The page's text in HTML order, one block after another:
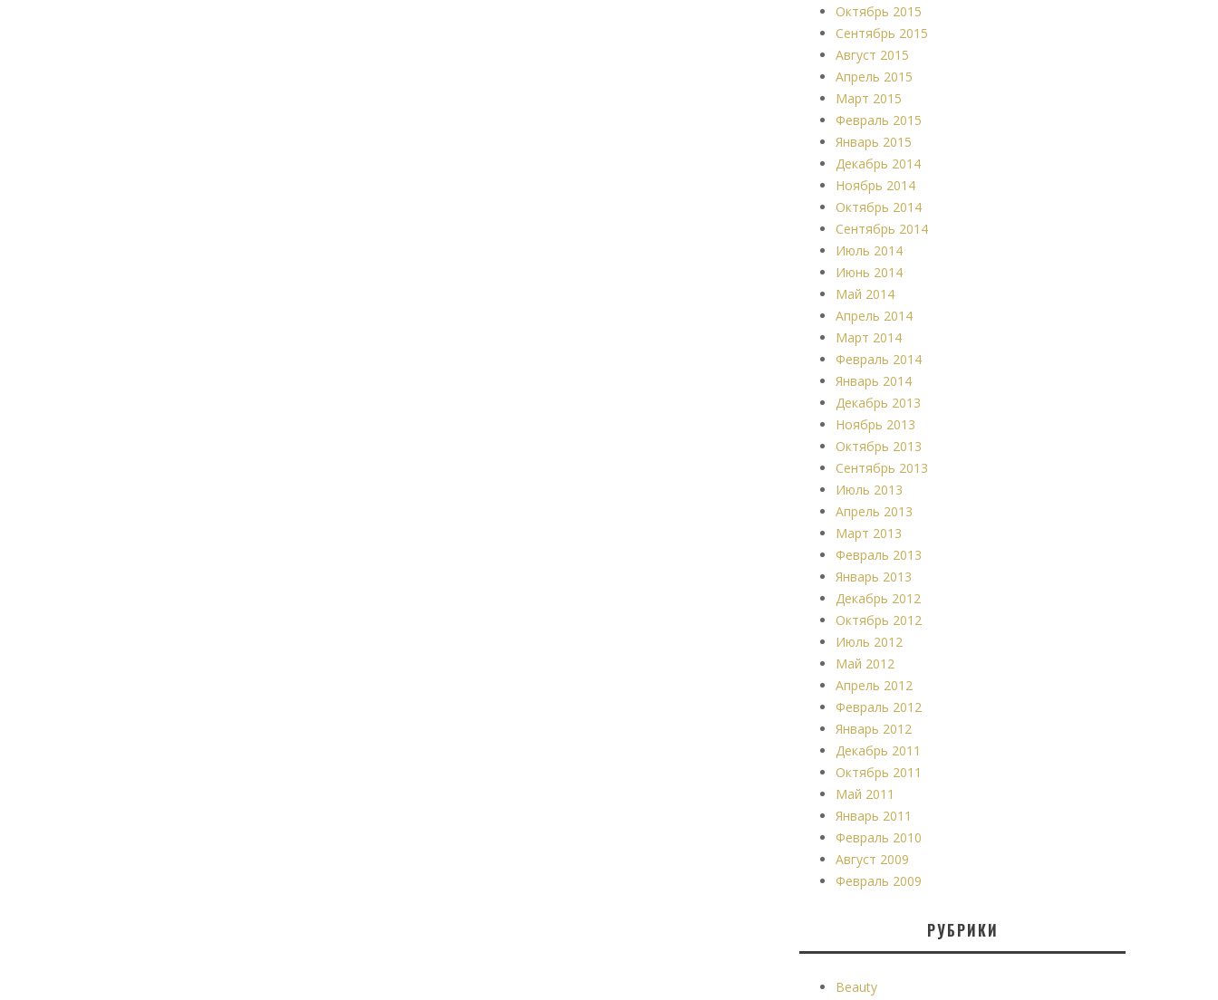
Октябрь 2015
Сентябрь 2015
Август 2015
Апрель 2015
Март 2015
Февраль 2015
Январь 2015
Декабрь 2014
Ноябрь 2014
Октябрь 2014
Сентябрь 2014
Июль 2014
Июнь 2014
Май 2014
Апрель 2014
Март 2014
Февраль 2014
Январь 2014
Декабрь 2013
Ноябрь 2013
Октябрь 2013
Сентябрь 2013
Июль 2013
Апрель 2013
Март 2013
Февраль 2013
Январь 2013
Декабрь 2012
Октябрь 2012
Июль 2012
Май 2012
Апрель 2012
Февраль 2012
Январь 2012
Декабрь 2011
Октябрь 2011
Май 2011
Январь 2011
Февраль 2010
Август 2009
Февраль 2009
РУБРИКИ
Beauty